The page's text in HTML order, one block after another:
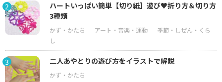
2
ハートいっぱい簡単【切り紙】遊び♥折り方＆切り方
3種類
3 二人あやとりの遊び方をイラストで解説